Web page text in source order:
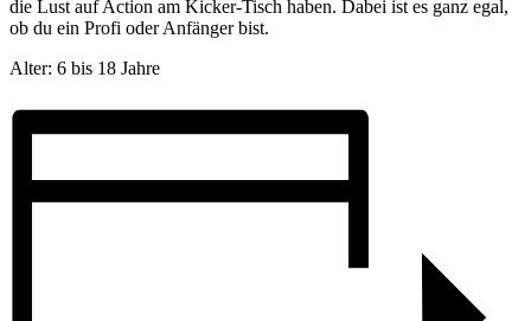
die Lust auf Action am Kicker-Tisch haben. Dabei ist es ganz egal,
ob du ein Profi oder Anfänger bist.
Alter: 6 bis 18 Jahre